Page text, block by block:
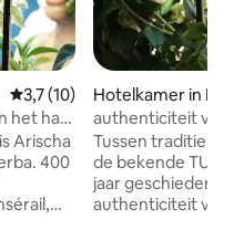
Gemiddelde beoordeling van
3,7 (10)
het hart
Arischa
400
Hotelkamer in
authenticiteit van
hart van Medina I
Tussen traditie
de bekende
jaar geschiedenis
authenticiteit van